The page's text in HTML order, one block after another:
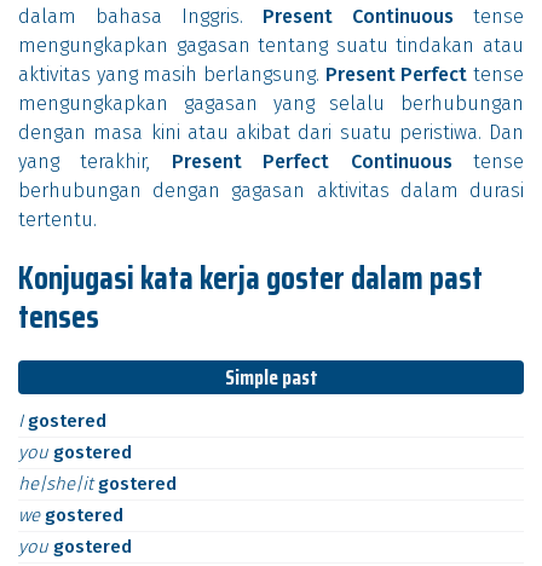
dalam bahasa Inggris. Present Continuous tense
mengungkapkan gagasan tentang suatu tindakan atau
aktivitas yang masih berlangsung. Present Perfect tense
mengungkapkan gagasan yang selalu berhubungan
dengan masa kini atau akibat dari suatu peristiwa. Dan
yang terakhir, Present Perfect Continuoustense
berhubungan dengan gagasan aktivitas dalam durasi
tertentu.
Konjugasi kata kerja goster dalam past
tenses
Simple past
I gostered
you gostered
he|she|itgostered
we gostered
you gostered